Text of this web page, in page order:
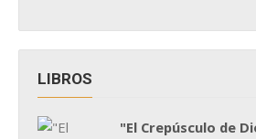
LIBROS
"El Crepúsculo de